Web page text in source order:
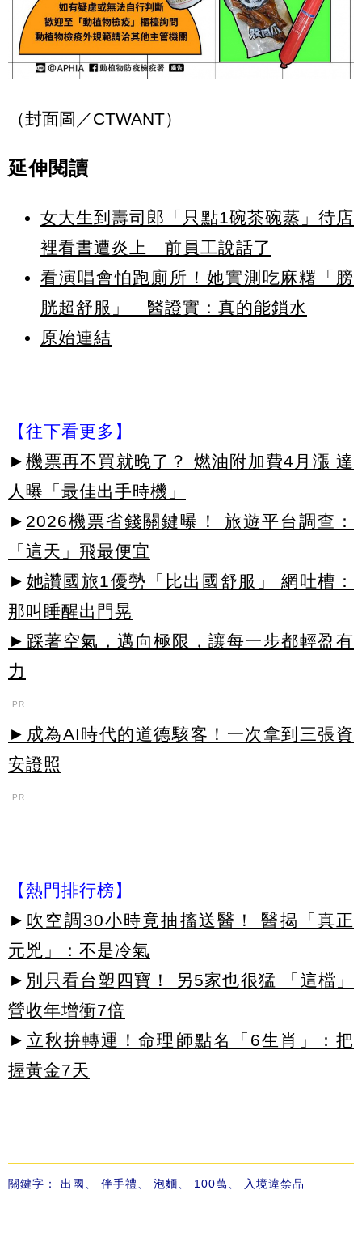
（封面圖／CTWANT）
延伸閱讀
女大生到壽司郎「只點1碗茶碗蒸」待店
裡看書遭炎上 前員工說話了
看演唱會怕跑廁所！她實測吃麻糬「膀
胱超舒服」 醫證實：真的能鎖水
原始連結
【往下看更多】
► 機票再不買就晚了？ 燃油附加費4月漲 達
人曝「最佳出手時機」
► 2026機票省錢關鍵曝！ 旅遊平台調查：
「這天」飛最便宜
► 她讚國旅1優勢「比出國舒服」 網吐槽：
那叫睡醒出門晃
►踩著空氣，邁向極限，讓每一步都輕盈有
力
PR
►成為AI時代的道德駭客！一次拿到三張資
安證照
PR
【熱門排行榜】
► 吹空調30小時竟抽搐送醫！ 醫揭「真正
元兇」：不是冷氣
► 別只看台塑四寶！ 另5家也很猛 「這檔」
營收年增衝7倍
► 立秋拚轉運！命理師點名「6生肖」：把
握黃金7天
關鍵字： 出國 、 伴手禮、 泡麵、 100萬、 入境違禁品